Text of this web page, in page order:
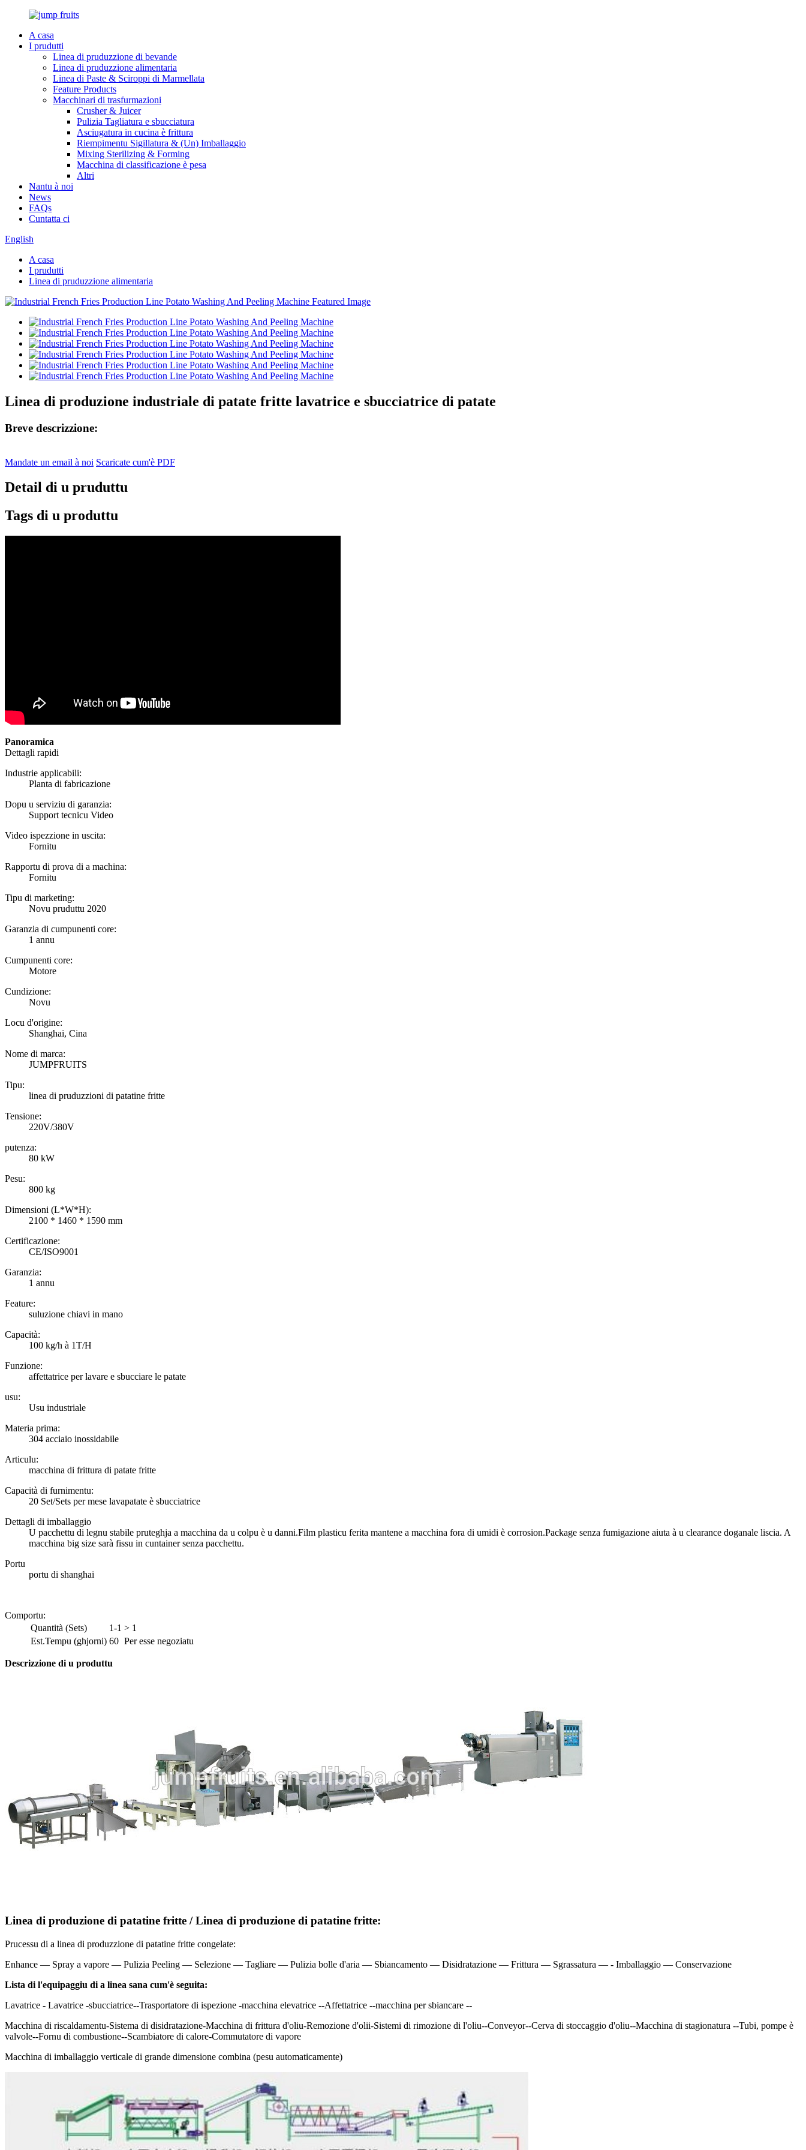
A casa
I prudutti
Linea di pruduzzione di bevande
Linea di pruduzzione alimentaria
Linea di Paste & Sciroppi di Marmellata
Feature Products
Macchinari di trasfurmazioni
Crusher & Juicer
Pulizia Tagliatura e sbucciatura
Asciugatura in cucina è frittura
Riempimentu Sigillatura & (Un) Imballaggio
Mixing Sterilizing & Forming
Macchina di classificazione è pesa
Altri
Nantu à noi
News
FAQs
Cuntatta ci
English
A casa
I prudutti
Linea di pruduzzione alimentaria
Linea di produzione industriale di patate fritte lavatrice e sbucciatrice di patate
Breve descrizzione:
Mandate un email à noi Scaricate cum'è PDF
Detail di u pruduttu
Tags di u produttu
Panoramica
Dettagli rapidi
Industrie applicabili:
Planta di fabricazione
Dopu u serviziu di garanzia:
Support tecnicu Video
Video ispezzione in uscita:
Fornitu
Rapportu di prova di a machina:
Fornitu
Tipu di marketing:
Novu pruduttu 2020
Garanzia di cumpunenti core:
1 annu
Cumpunenti core:
Motore
Cundizione:
Novu
Locu d'origine:
Shanghai, Cina
Nome di marca:
JUMPFRUITS
Tipu:
linea di pruduzzioni di patatine fritte
Tensione:
220V/380V
putenza:
80 kW
Pesu:
800 kg
Dimensioni (L*W*H):
2100 * 1460 * 1590 mm
Certificazione:
CE/ISO9001
Garanzia:
1 annu
Feature:
suluzione chiavi in ​​mano
Capacità:
100 kg/h à 1T/H
Funzione:
affettatrice per lavare e sbucciare le patate
usu:
Usu industriale
Materia prima:
304 acciaio inossidabile
Articulu:
macchina di frittura di patate fritte
Capacità di furnimentu:
20 Set/Sets per mese lavapatate è sbucciatrice
Dettagli di imballaggio
U pacchettu di legnu stabile pruteghja a macchina da u colpu è u danni.Film plasticu ferita mantene a macchina fora di umidi è corrosion.Package senza fumigazione aiuta à u clearance doganale liscia. A
macchina big size sarà fissu in cuntainer senza pacchettu.
Portu
portu di shanghai
Comportu:
Quantità (Sets)
1-1 > 1
Est.Tempu (ghjorni) 60 Per esse negoziatu
Descrizzione di u produttu
Linea di produzione di patatine fritte / Linea di produzione di patatine fritte:
Prucessu di a linea di produzzione di patatine fritte congelate:
Enhance — Spray a vapore — Pulizia Peeling — Selezione — Tagliare — Pulizia bolle d'aria — Sbiancamento — Disidratazione — Frittura — Sgrassatura — - Imballaggio — Conservazione
Lista di l'equipaggiu di a linea sana cum'è seguita:
Lavatrice - Lavatrice -sbucciatrice--Trasportatore di ispezione -macchina elevatrice --Affettatrice --macchina per sbiancare --
Macchina di riscaldamentu-Sistema di disidratazione-Macchina di frittura d'oliu-Remozione d'olii-Sistemi di rimozione di l'oliu--Conveyor--Cerva di stoccaggio d'oliu--Macchina di stagionatura --Tubi, pompe è
valvole--Fornu di combustione--Scambiatore di calore-Commutatore di vapore
Macchina di imballaggio verticale di grande dimensione combina (pesu automaticamente)